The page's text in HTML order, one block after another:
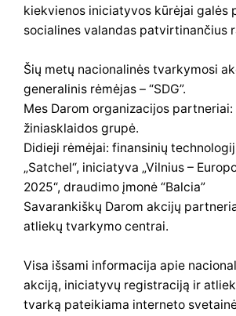
kiekvienos iniciatyvos kūrėjai galės
socialines valandas patvirtinančius
Šių metų nacionalinės tvarkymosi
generalinis rėmėjas – “SDG”.
Mes Darom organizacijos partneriai:
žiniasklaidos grupė.
Didieji rėmėjai: finansinių
„Satchel“, iniciatyva „Vilnius –
2025“, draudimo įmonė “Balcia”
Savarankiškų Darom akcijų
atliekų tvarkymo centrai.
Visa išsami informacija apie
akciją, iniciatyvų registraciją ir
tvarką pateikiama interneto